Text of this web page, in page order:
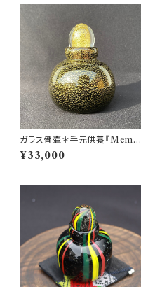
ガラス骨壷＊手元供養『Memor
ies 想いで』＊GOLD LEAFシ
リーズ(黒＆金箔)
¥33,000